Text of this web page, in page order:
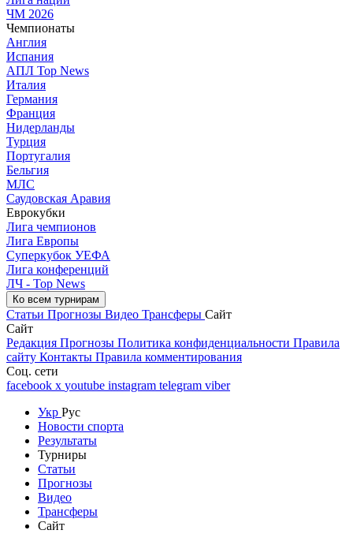
ЧМ 2026
Чемпионаты
Англия
Испания
АПЛ Top News
Италия
Германия
Франция
Нидерланды
Турция
Португалия
Бельгия
МЛС
Саудовская Аравия
Еврокубки
Лига чемпионов
Лига Европы
Суперкубок УЕФА
Лига конференций
ЛЧ - Top News
Ко всем турнирам
Статьи Прогнозы Видео Трансферы Сайт
Сайт
Редакция Прогнозы Политика конфиденциальности Правила
сайту Контакты Правила комментирования
Соц. сети
facebook x youtube instagram telegram viber
Укр Рус
Новости спорта
Результаты
Турниры
Статьи
Прогнозы
Видео
Трансферы
Сайт